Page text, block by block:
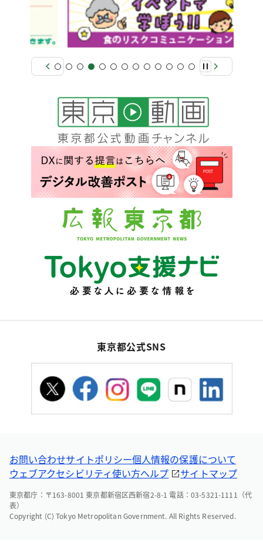
東京都公式SNS
お問い合わせサイトポリシー個人情報の保護について
ウェブアクセシビリティ使い方ヘルプ サイトマップ
東京都庁：〒163-8001 東京都新宿区西新宿2-8-1 電話：03-5321-1111（代
表）
Copyright (C) Tokyo Metropolitan Government. All Rights Reserved.